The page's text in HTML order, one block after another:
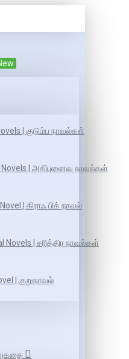
| குடும்ப நாவல்கள்
Novels | அதிபுனைவு நாவல்கள்
| கிராஃ பிக் நாவல்
Novels | சரித்திர நாவல்கள்
| குறுநாவல்